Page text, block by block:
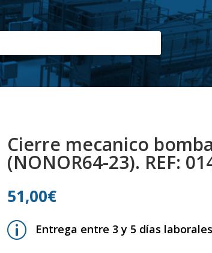
Cierre mecanico
(NONOR64-23). REF:
51,00€
p Entrega entre 3 y 5 días